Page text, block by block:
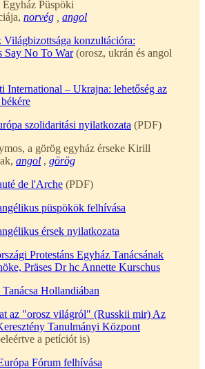
Püspöki
norvég
angol
Világbizottsága konzultációra:
Say No To War(orosz, ukrán és angol
International – Ukrajna: lehetőség az
szolidaritási nyilatkozata (PDF)
a görög egyház érseke Kirill
angol , görög
de l'Arche (PDF)
püspökök felhívása
érsek nyilatkozata
Protestáns Egyház Tanácsának
Präses Dr hc Annette Kurschus
Hollandiában
az "orosz világról" (Russkii mir) Az
Tanulmányi Központ
a petíciót is)
Fórum felhívása